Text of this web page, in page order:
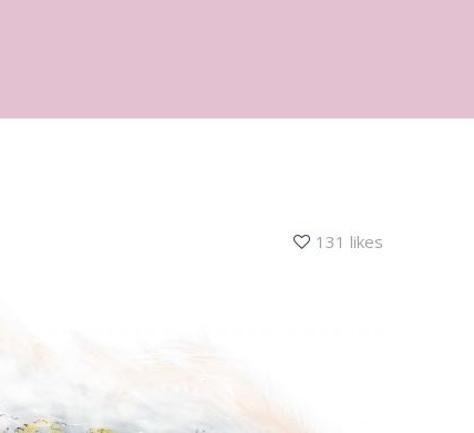
131 likes